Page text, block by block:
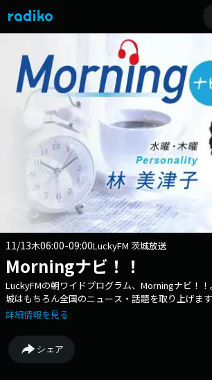
11/13木06:00-09:00LuckyFM 茨城放送
Morningナビ！！
LuckyFMの朝ワイドプログラム、Morningナビ！
城はもちろん全国のニュース・話題を取り上げま
パーソナリティーの視点から、スポーツ、ビジネス
天気予報」 ▼7:42 「ニュース・ピックアッ
ニュース、天気予報、交通情報」 ▼8:10 「ナ
▼8:18 「LuckyFM天気予報、交通情報」 ▼8:30
詳細情報を見る
シェア